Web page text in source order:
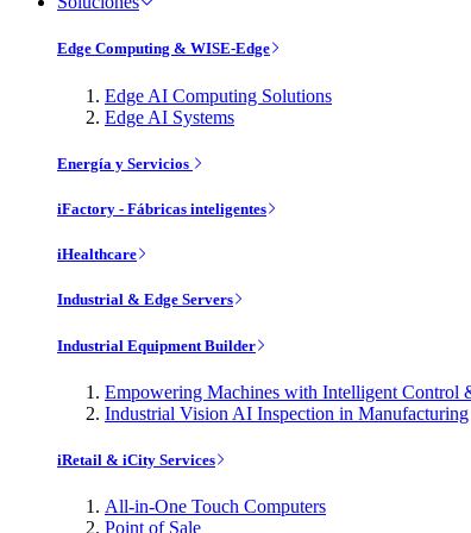
Edge Computing & WISE-Edge
Edge AI Computing Solutions
Edge AI Systems
Energía y Servicios
iFactory - Fábricas inteligentes
iHealthcare
Industrial & Edge Servers
Industrial Equipment Builder
Empowering Machines with Intelligent Control
Industrial Vision AI Inspection in Manufacturing
iRetail & iCity Services
All-in-One Touch Computers
Point of Sale